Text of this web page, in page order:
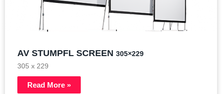
AV STUMPFL SCREEN 305×229
305 x 229
Read More »